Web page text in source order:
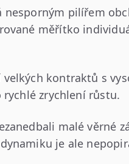
nesporným pilířem
měřítko
kontraktů s
zrychlení růstu.
malé věrné
je ale